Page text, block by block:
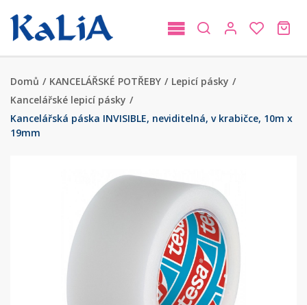
Domů / KANCELÁŘSKÉ POTŘEBY / Lepicí pásky /
Kancelářské lepicí pásky /
Kancelářská páska INVISIBLE, neviditelná, v krabičce, 10m x
19mm